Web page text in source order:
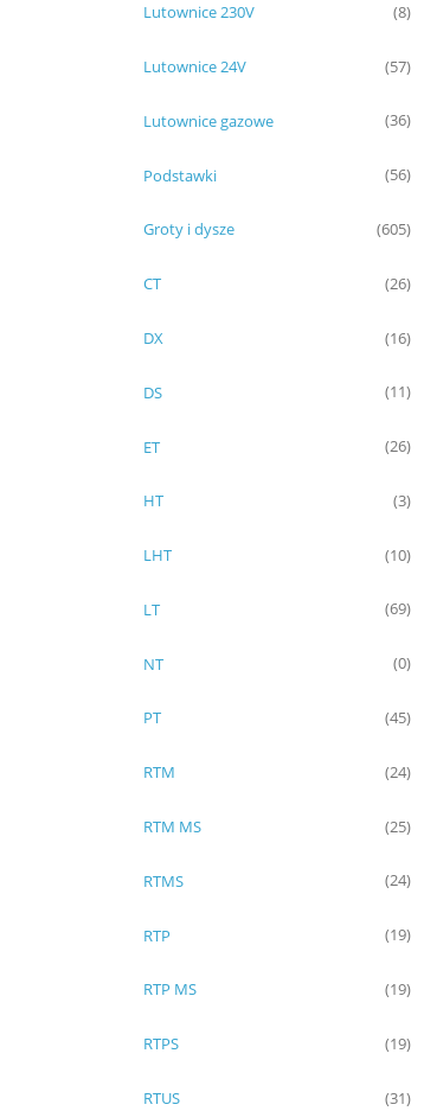
Lutownice 230V (8)
Lutownice 24V (57)
Lutownice gazowe (36)
Podstawki (56)
Groty i dysze (605)
CT (26)
DX (16)
DS (11)
ET (26)
HT (3)
LHT (10)
LT (69)
NT (0)
PT (45)
RTM (24)
RTM MS (25)
RTMS (24)
RTP (19)
RTP MS (19)
RTPS (19)
RTUS (31)